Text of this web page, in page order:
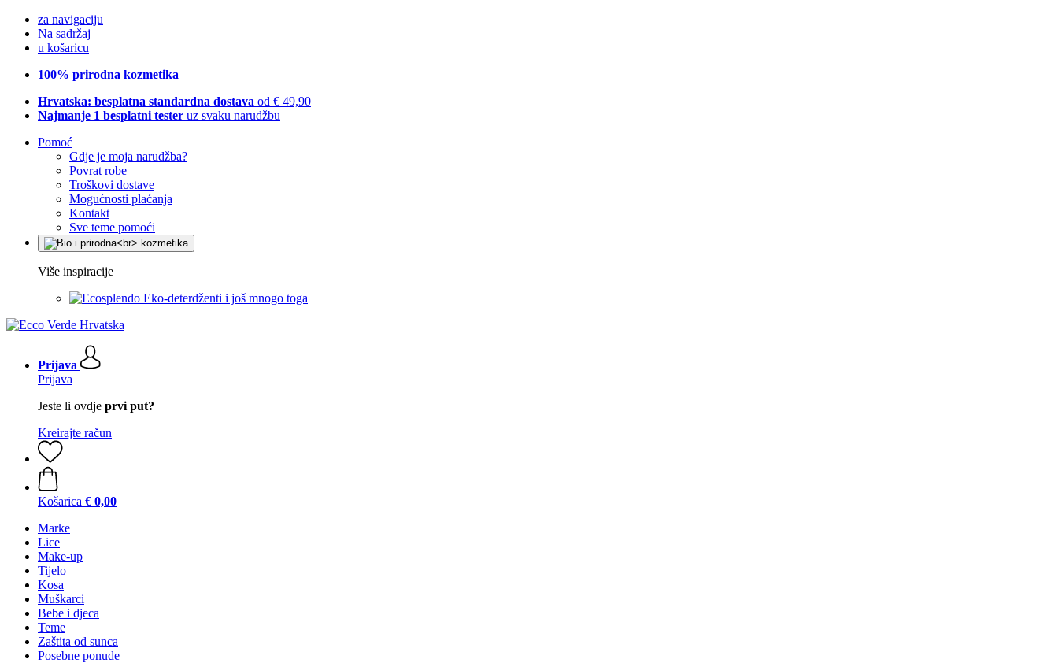
za navigaciju
Na sadržaj
u košaricu
100% prirodna kozmetika
Hrvatska: besplatna standardna dostava od € 49,90
Najmanje 1 besplatni tester uz svaku narudžbu
Pomoć
Gdje je moja narudžba?
Povrat robe
Troškovi dostave
Mogućnosti plaćanja
Kontakt
Sve teme pomoći
Više inspiracije
Eko-deterdženti i još mnogo toga
Prijava
Prijava
Jeste li ovdje prvi put?
Kreirajte račun
Košarica € 0,00
Marke
Lice
Make-up
Tijelo
Kosa
Muškarci
Bebe i djeca
Teme
Zaštita od sunca
Posebne ponude